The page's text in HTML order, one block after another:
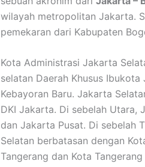
wilayah metropolitan Jakarta.
pemekaran dari Kabupaten
Kota Administrasi Jakarta
selatan Daerah Khusus
Kebayoran Baru. Jakarta
DKI Jakarta. Di sebelah Utara,
dan Jakarta Pusat. Di sebelah
Selatan berbatasan dengan
Tangerang dan Kota Tangerang